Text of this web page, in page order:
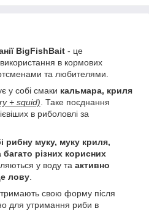
BigFishBait - це
в кормових
та любителями.
у собі смаки кальмара, криля
+ squid) . Таке поєднання
в риболовлі за
рибну муку, муку криля,
багато різних корисних
у воду та активно
лову
тримають свою форму після
для утримання риби в